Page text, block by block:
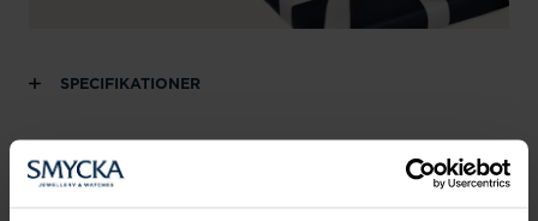
SPECIFIKATIONER
Andra köpte också